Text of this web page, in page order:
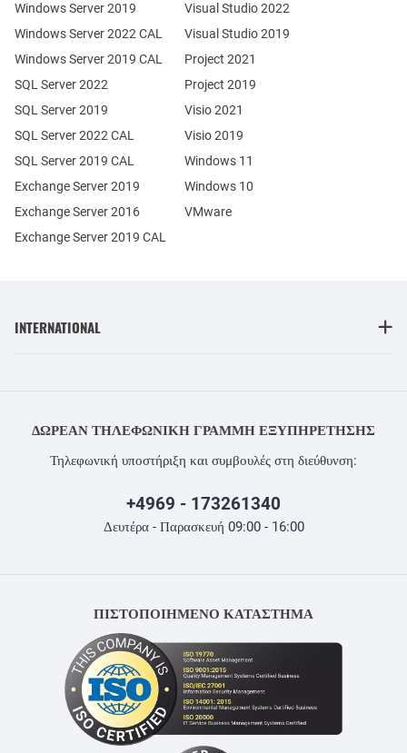
Windows Server 2019
Exchange Server 2019
Exchange Server 2016
SQL Server 2022
SQL Server 2019
Windows Server 2022 CAL
Windows Server 2019 CAL
SQL Server 2022 CAL
SQL Server 2019 CAL
Exchange Server 2019 CAL
Visual Studio 2022
Visual Studio 2019
Project 2021
Project 2019
Visio 2021
Visio 2019
Windows 11
Windows 10
VMware
INTERNATIONAL
ΔΩΡΕΆΝ ΤΗΛΕΦΩΝΙΚΉ ΓΡΑΜΜΉ ΕΞΥΠΗΡΈΤΗΣΗΣ
Τηλεφωνική υποστήριξη και συμβουλές στη διεύθυνση:
+4969 - 173261340
Δευτέρα - Παρασκευή 09:00 - 16:00
ΠΙΣΤΟΠΟΙΗΜΕΝΟ ΚΑΤΑΣΤΗΜΑ